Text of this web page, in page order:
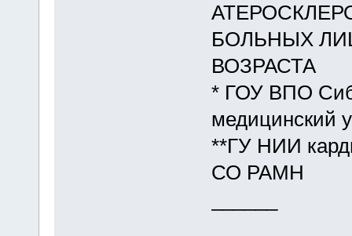
БОЛЬНЫХ
ВОЗРАСТА
* ГОУ ВПО
медицинский
**ГУ НИИ
СО РАМН